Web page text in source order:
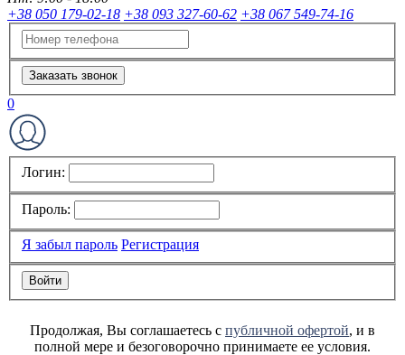
+38 050 179-02-18 +38 093 327-60-62 +38 067 549-74-16
Заказать звонок
0
Логин:
Пароль:
Я забыл пароль Регистрация
Продолжая, Вы соглашаетесь с публичной офертой, и в
полной мере и безоговорочно принимаете ее условия.